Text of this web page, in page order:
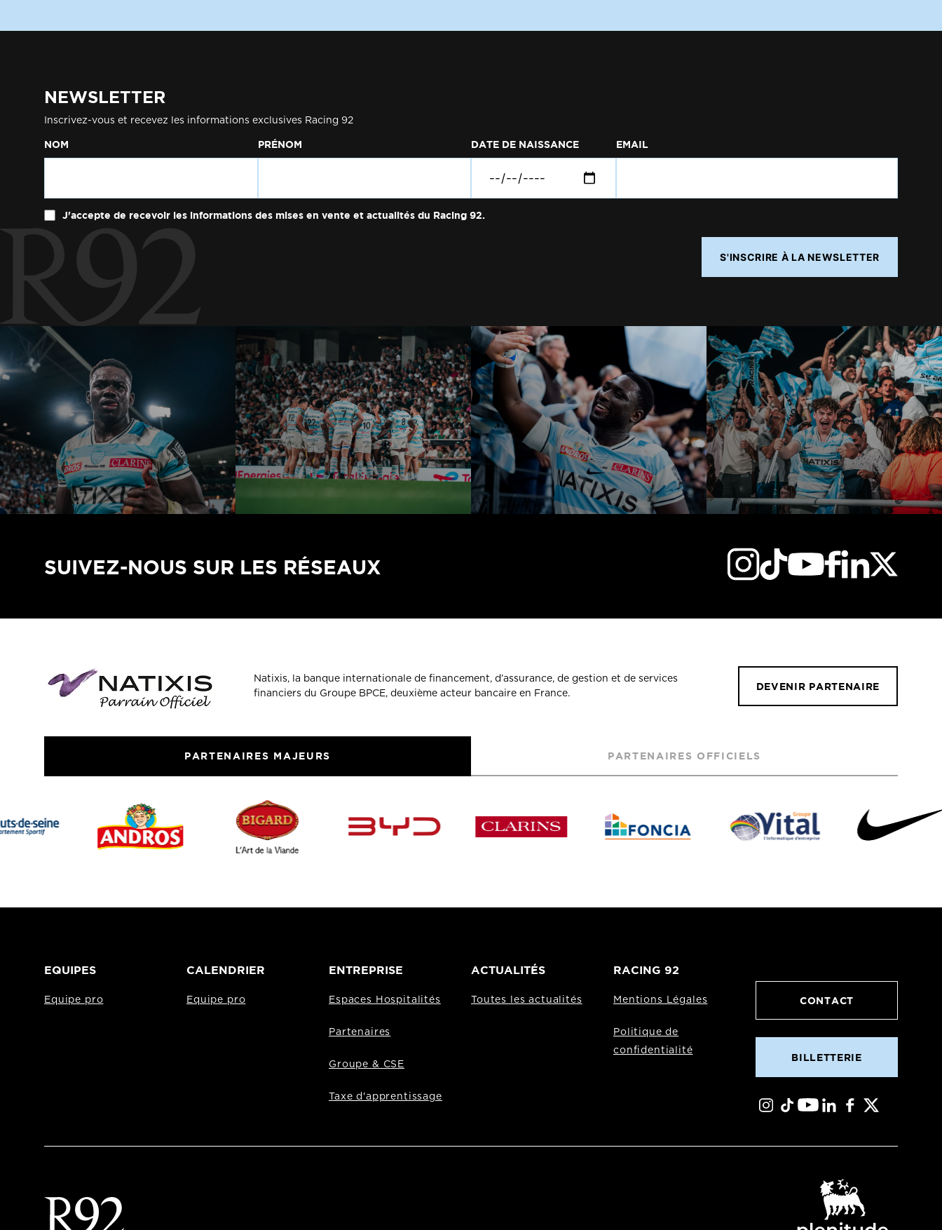
NEWSLETTER
Inscrivez-vous et recevez les informations exclusives Racing 92
NOM PRÉNOM DATE DE NAISSANCE EMAIL
J'accepte de recevoir les informations des mises en vente et actualités du Racing 92.
S'INSCRIRE À LA NEWSLETTER
SUIVEZ-NOUS SUR LES RÉSEAUX
Natixis, la banque internationale de financement, d’assurance, de gestion et de services
financiers du Groupe BPCE, deuxième acteur bancaire en France.
DEVENIR PARTENAIRE
PARTENAIRES MAJEURS PARTENAIRES OFFICIELS
EQUIPES
Equipe pro
CALENDRIER
Equipe pro
ENTREPRISE
Espaces Hospitalités
Partenaires
Groupe & CSE
Taxe d'apprentissage
ACTUALITÉS
Toutes les actualités
RACING 92
Mentions Légales
Politique de
confidentialité
CONTACT
BILLETTERIE